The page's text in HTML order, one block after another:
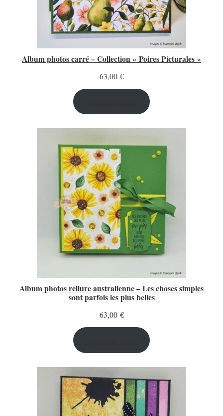
Album photos carré – Collection « Poires Picturales »
63,00 €
Album photos reliure australienne – Les choses simples
sont parfois les plus belles
63,00 €